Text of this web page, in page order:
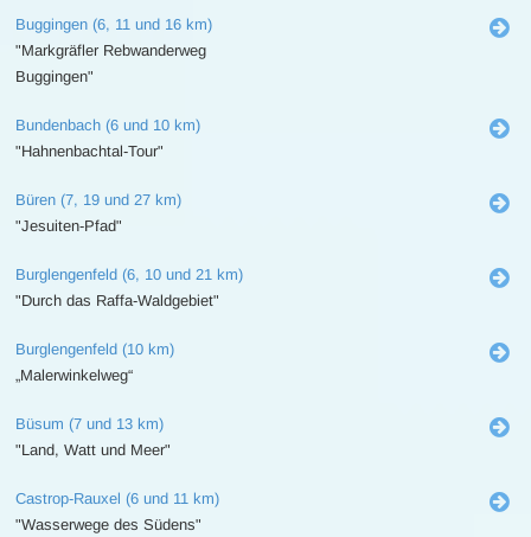
Buggingen (6, 11 und 16 km)
"Markgräfler Rebwanderweg
Buggingen"
Bundenbach (6 und 10 km)
"Hahnenbachtal-Tour"
Büren (7, 19 und 27 km)
"Jesuiten-Pfad"
Burglengenfeld (6, 10 und 21 km)
"Durch das Raffa-Waldgebiet"
Burglengenfeld (10 km)
„Malerwinkelweg“
Büsum (7 und 13 km)
"Land, Watt und Meer"
Castrop-Rauxel (6 und 11 km)
"Wasserwege des Südens"